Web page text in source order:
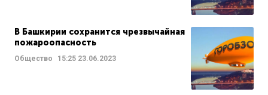
В Башкирии сохранится чрезвычайная
пожароопасность
Общество 15:25 23.06.2023